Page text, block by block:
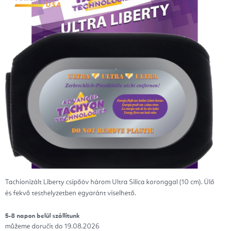
Tachionizált Liberty csípőöv három Ultra Silica koronggal (10 cm). Ülő
és fekvő testhelyzetben egyaránt viselhető.
5-8 napon belül szállítunk
19.08.2026